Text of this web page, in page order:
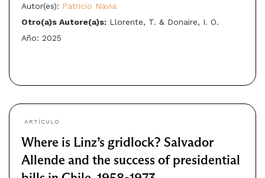
Autor(es): Patricio Navia
Otro(a)s Autore(a)s: Llorente, T. & Donaire, I. O.
Año: 2025
ARTÍCULO
Where is Linz’s gridlock? Salvador
Allende and the success of presidential